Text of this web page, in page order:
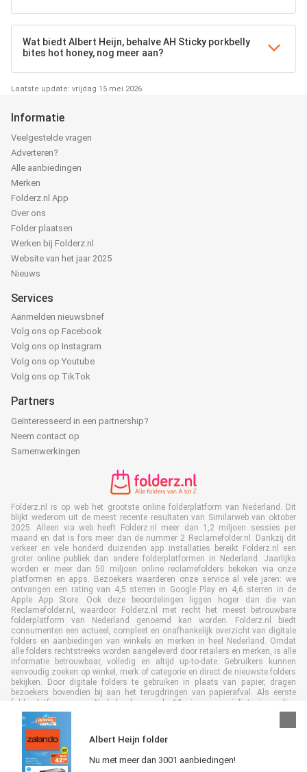
Wat biedt Albert Heijn, behalve AH Sticky porkbelly
bites hot honey, nog meer aan?
Laatste update: vrijdag 15 mei 2026
Albert Heijn folder
Nu met meer dan 3001 aanbiedingen!
Informatie
Veelgestelde vragen
Adverteren?
Alle aanbiedingen
Merken
Folderz.nl App
Over ons
Folder plaatsen
Werken bij Folderz.nl
Website van het jaar 2025
Nieuws
Services
Aanmelden nieuwsbrief
Volg ons op Facebook
Volg ons op Instagram
Volg ons op Youtube
Volg ons op TikTok
Partners
Geïnteresseerd in een partnership?
Neem contact op
Samenwerkingen
Folderz.nl is op web het grootste online folderplatform van Nederland. Dit
blijkt wederom uit de meest recente resultaten van Similarweb van oktober
2025. Alleen via web heeft Folderz.nl meer dan 1,2 miljoen sessies per
maand en dat is fors meer dan de nummer 2 Reclamefolder.nl. Dankzij dit
verkeer en vele honderd duizenden app installaties bereikt Folderz.nl een
groter online publiek dan andere folderplatformen in Nederland. Jaarlijks
worden er meer dan 50 miljoen online reclamefolders bekeken via onze
platformen en apps. Bezoekers waarderen onze service al vele jaren: we
ontvangen een rating van 4,5 sterren in Google Play en 4,6 sterren in de
Apple App Store. Ook deze beoordelingen liggen hoger dan die van
Reclamefolder.nl, waardoor Folderz.nl met recht het meest betrouwbare
folderplatform van Nederland genoemd kan worden. Folderz.nl biedt
consumenten een actueel, compleet en onafhankelijk overzicht van digitale
folders en aanbiedingen van winkels en merken in heel Nederland. Omdat
alle folders rechtstreeks worden aangeleverd door retailers en merken, is alle
informatie betrouwbaar, volledig en altijd up-to-date. Gebruikers kunnen
eenvoudig zoeken op winkel, merk of categorie en direct de nieuwste folders
bekijken. Door digitale folders te gebruiken in plaats van papier, dragen
bezoekers bovendien bij aan het terugdringen van papierafval. Als eerste
folderplatform van Nederland en al 19 jaar specialist in online
folderpublicaties, heeft Folderz.nl duurzame samenwerkingen opgebouwd
met retailers en merken. Hierdoor zijn we uitgegroeid tot de toonaangevende
speler in de digitale foldermarkt.